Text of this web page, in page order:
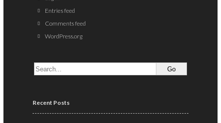
Entries feed
Comments feed
WordPress.org
Recent Posts